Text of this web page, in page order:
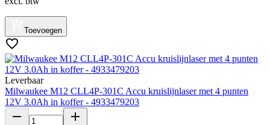
Toevoegen
Leverbaar
Milwaukee M12 CLL4P-301C Accu kruislijnlaser met 4 punten
12V 3.0Ah in koffer - 4933479203